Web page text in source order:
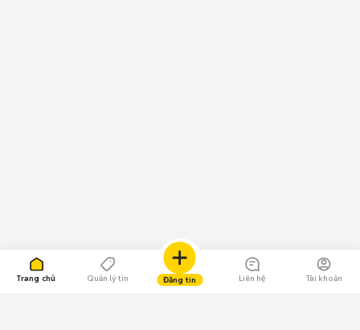
Trang chủ Quản lý tin Đăng tin Liên hệ Tài khoản